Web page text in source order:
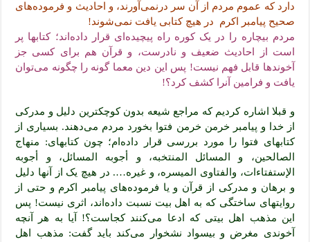
دارد که عموم مردم از آن سر درنمی‌آورند، و احادیث و فرموده‌های
صحیح پیامبر اکرم در هیچ کتابی یافت نمی‌شوند!
مردم بیچاره را در یک کوره راه پیچیده‌ای قرار داده‌اند؛ کتابها پر
است از احادیث ضعیف و نادرست، و قرآن هم برای کسی جز
آخوندها قابل فهم نیست! پس این دین معما گونه را چگونه می‌توان
یافت و فرامین آنرا کشف کرد؟!
و قبلا اشاره کردیم که مراجع شیعه بدون کوچکترین دلیل و مدرکی
از خدا و پیامبر خرمن خرمن فتوا بخورد مردم می‌دهند. بسیاری از
کتابهای فتوا را مورد بررسی قرار داده‌ام؛ چون کتابهای: منهاج
الصالحین، و المسائل المنتخبه، و أجوبه المسائل، و أجوبه
الإستفتاءات، والفتاوی المیسره، و غیره…. در هیچ یک از آنها دلیل
و برهان و مدرکی از قرآن و یا فرموده‌های پیامبر اکرم و حتی از
روایتهای ساختگی که به اهل بیت نسبت داده‌اند، اثری نیست! پس
این مذهب اهل بیتی که ادعا می‌کنند کجاست؟! آیا به هر آنچه
آخوندی مغرض و بیسواد نشخوار می‌کند باید گفت: مذهب اهل